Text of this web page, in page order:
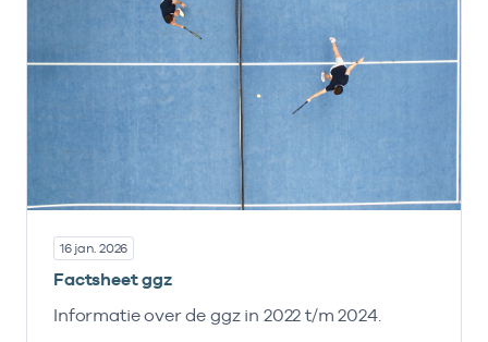
16 jan. 2026
Factsheet ggz
Informatie over de ggz in 2022 t/m 2024.